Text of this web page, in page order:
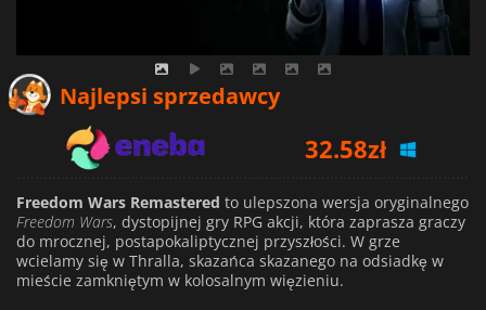
Najlepsi sprzedawcy
34.54zł
42.94zł
Freedom Wars Remastered to ulepszona wersja oryginalnego
Freedom Wars, dystopijnej gry RPG akcji, która zaprasza graczy
do mrocznej, postapokaliptycznej przyszłości. W grze
wcielamy się w Thralla, skazańca skazanego na odsiadkę w
mieście zamkniętym w kolosalnym więzieniu.